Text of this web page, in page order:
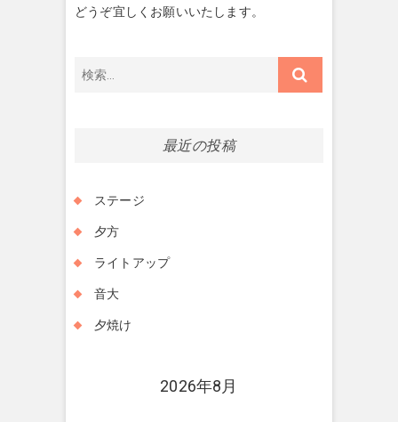
どうぞ宜しくお願いいたします。
最近の投稿
ステージ
夕方
ライトアップ
音大
夕焼け
2026年8月